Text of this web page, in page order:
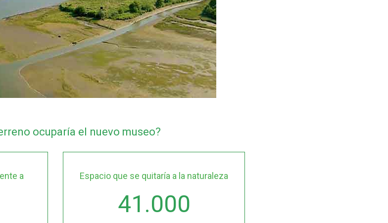
ocuparía el nuevo museo?
a Espacio que se quitaría a la naturaleza
41.000